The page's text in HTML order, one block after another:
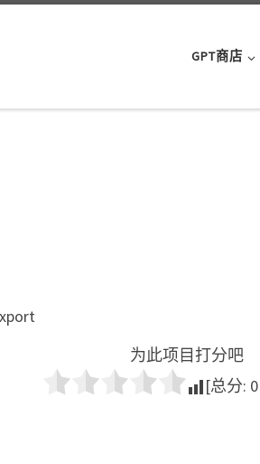
GPT商店
为此项目打分吧
[总分: 0